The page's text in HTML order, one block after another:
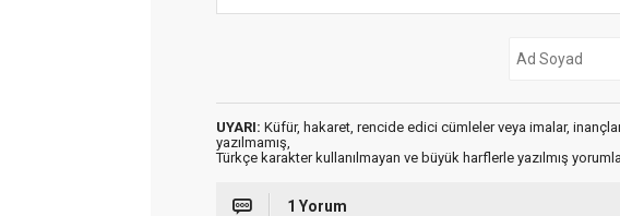
UYARI: Küfür, hakaret, rencide edici cümleler veya imalar,
yazılmamış,
Türkçe karakter kullanılmayan ve büyük harflerle yazılmış
1 Yorum